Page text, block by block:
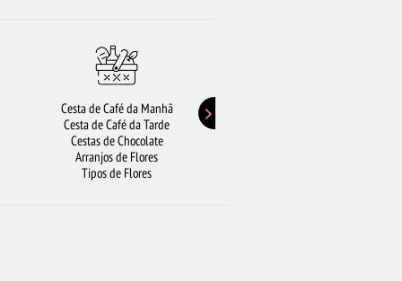
Cesta de Café da Manhã
Cesta de Café da Tarde
Cestas de Chocolate
Arranjos de Flores
Tipos de Flores